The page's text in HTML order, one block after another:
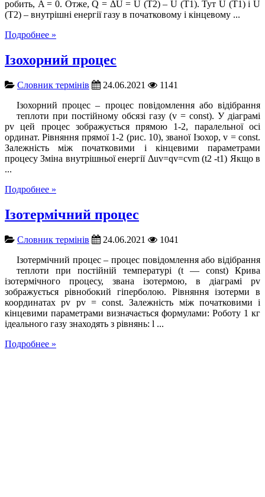
робить, A = 0. Отже, Q = ΔU = U (T2) – U (T1). Тут U (T1) і U
(T2) – внутрішні енергії газу в початковому і кінцевому ...
Подробнее »
Ізохорний процес
Словник термінів 24.06.2021
1141
Ізохорний процес – процес повідомлення або відібрання
теплоти при постійному обсязі газу (v = const). У діаграмі
pv цей процес зображується прямою 1-2, паралельної осі
ординат. Рівняння прямої 1-2 (рис. 10), званої Ізохор, v = const.
Залежність між початковими і кінцевими параметрами
процесу Зміна внутрішньої енергії Δuv=qv=cvm (t2 -t1) Якщо в
...
Подробнее »
Ізотермічний процес
Словник термінів 24.06.2021
1041
Ізотермічний процес – процес повідомлення або відібрання
теплоти при постійній температурі (t — const) Крива
ізотермічного процесу, звана ізотермою, в діаграмі pv
зображується рівнобокий гіперболою. Рівняння ізотерми в
координатах pv pv = const. Залежність між початковими і
кінцевими параметрами визначається формулами: Роботу 1 кг
ідеального газу знаходять з рівнянь: l ...
Подробнее »